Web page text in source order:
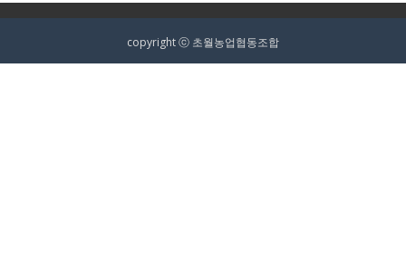
copyright ⓒ 초월농업협동조합